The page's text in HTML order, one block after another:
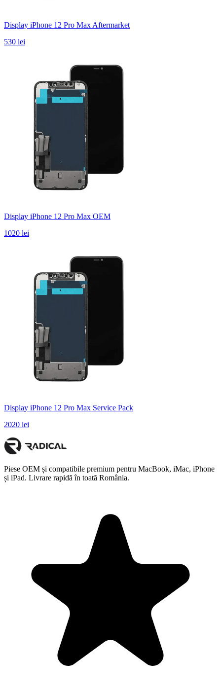
Display iPhone 12 Pro Max Aftermarket
530 lei
Display iPhone 12 Pro Max OEM
1020 lei
Display iPhone 12 Pro Max Service Pack
2020 lei
Piese OEM și compatibile premium pentru MacBook, iMac, iPhone
și iPad. Livrare rapidă în toată România.